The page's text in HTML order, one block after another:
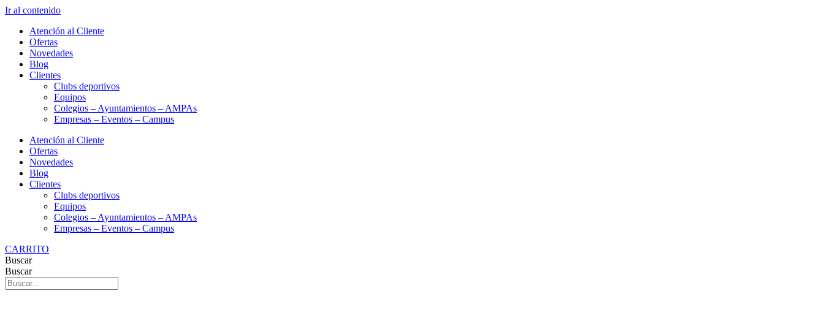
Ir al contenido
Atención al Cliente
Ofertas
Novedades
Blog
Clientes
Clubs deportivos
Equipos
Colegios – Ayuntamientos – AMPAs
Empresas – Eventos – Campus
Atención al Cliente
Ofertas
Novedades
Blog
Clientes
Clubs deportivos
Equipos
Colegios – Ayuntamientos – AMPAs
Empresas – Eventos – Campus
CARRITO
Buscar
Buscar